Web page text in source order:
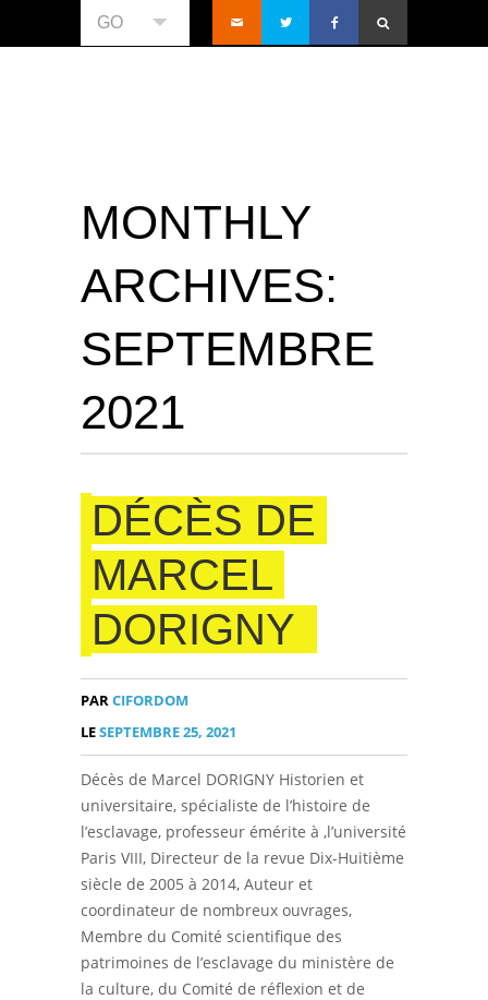
GO
MONTHLY
ARCHIVES:
SEPTEMBRE
2021
DÉCÈS DE
MARCEL
DORIGNY
PARCIFORDOM
LESEPTEMBRE 25, 2021
Décès de Marcel DORIGNY Historien et
universitaire, spécialiste de l’histoire de
l’esclavage, professeur émérite à ,l’université
Paris VIII, Directeur de la revue Dix-Huitième
siècle de 2005 à 2014, Auteur et
coordinateur de nombreux ouvrages,
Membre du Comité scientifique des
patrimoines de l’esclavage du ministère de
la culture, du Comité de réflexion et de